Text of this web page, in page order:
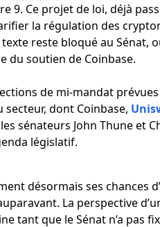
9. Ce projet de loi, déjà
la régulation des
reste bloqué au Sénat,
du soutien de Coinbase.
de mi-mandat
dont Coinbase,
sénateurs John Thune et
législatif.
désormais ses chances
La perspective
tant que le Sénat n’a pas